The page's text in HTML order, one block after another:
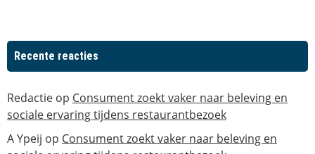
Recente reacties
Redactie op Consument zoekt vaker naar beleving en
sociale ervaring tijdens restaurantbezoek
A Ypeij op Consument zoekt vaker naar beleving en